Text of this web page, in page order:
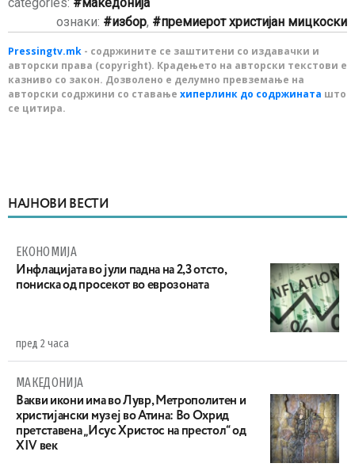
ознаки:
избор, премиерот христијан мицкоски
Pressingtv.mk - содржините се заштитени со издавачки и
авторски права (copyright). Крадењето на авторски текстови е
казниво со закон. Дозволено е делумно превземање на
авторски содржини со ставање хиперлинк до содржината што
се цитира.
НАЈНОВИ ВЕСТИ
ЕКОНОМИЈА
Инфлацијата во јули падна на 2,3 отсто,
пониска од просекот во еврозоната
пред 2 часа
МАКЕДОНИЈА
Вакви икони има во Лувр, Метрополитен и
христијански музеј во Атина: Во Охрид
претставена „Исус Христос на престол“ од
XIV век